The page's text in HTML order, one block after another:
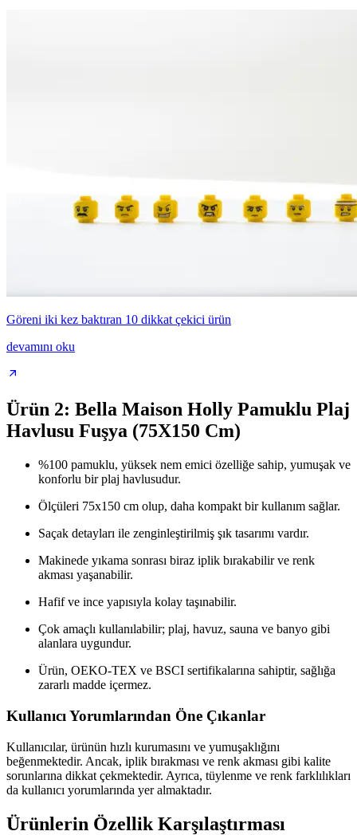
Göreni iki kez baktıran 10 dikkat çekici ürün
devamını oku
Ürün 2: Bella Maison Holly Pamuklu Plaj
Havlusu Fuşya (75X150 Cm)
%100 pamuklu, yüksek nem emici özelliğe sahip, yumuşak ve
konforlu bir plaj havlusudur.
Ölçüleri 75x150 cm olup, daha kompakt bir kullanım sağlar.
Saçak detayları ile zenginleştirilmiş şık tasarımı vardır.
Makinede yıkama sonrası biraz iplik bırakabilir ve renk
akması yaşanabilir.
Hafif ve ince yapısıyla kolay taşınabilir.
Çok amaçlı kullanılabilir; plaj, havuz, sauna ve banyo gibi
alanlara uygundur.
Ürün, OEKO-TEX ve BSCI sertifikalarına sahiptir, sağlığa
zararlı madde içermez.
Kullanıcı Yorumlarından Öne Çıkanlar
Kullanıcılar, ürünün hızlı kurumasını ve yumuşaklığını
beğenmektedir. Ancak, iplik bırakması ve renk akması gibi kalite
sorunlarına dikkat çekmektedir. Ayrıca, tüylenme ve renk farklılıkları
da kullanıcı yorumlarında yer almaktadır.
Ürünlerin Özellik Karşılaştırması